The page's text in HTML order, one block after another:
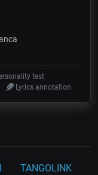
test
Lyrics annotation
TANGOLINK